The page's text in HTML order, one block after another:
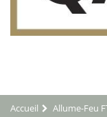
Accueil Allume-Feu